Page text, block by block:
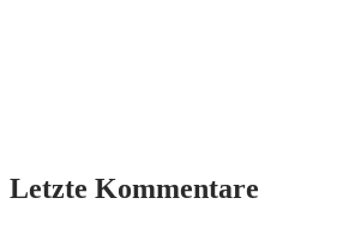
Letzte Kommentare